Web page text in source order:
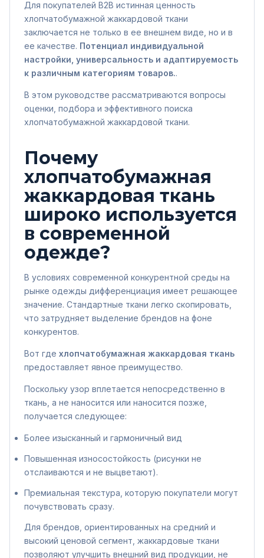
Для покупателей B2B истинная ценность
хлопчатобумажной жаккардовой ткани
заключается не только в ее внешнем виде, но и в
ее качестве. Потенциал индивидуальной
настройки, универсальность и адаптируемость
к различным категориям товаров..
В этом руководстве рассматриваются вопросы
оценки, подбора и эффективного поиска
хлопчатобумажной жаккардовой ткани.
Почему
хлопчатобумажная
жаккардовая ткань
широко используется
в современной
одежде?
В условиях современной конкурентной среды на
рынке одежды дифференциация имеет решающее
значение. Стандартные ткани легко скопировать,
что затрудняет выделение брендов на фоне
конкурентов.
Вот где хлопчатобумажная жаккардовая ткань
предоставляет явное преимущество.
Поскольку узор вплетается непосредственно в
ткань, а не наносится или наносится позже,
получается следующее:
Более изысканный и гармоничный вид
Повышенная износостойкость (рисунки не
отслаиваются и не выцветают).
Премиальная текстура, которую покупатели могут
почувствовать сразу.
Для брендов, ориентированных на средний и
высокий ценовой сегмент, жаккардовые ткани
позволяют улучшить внешний вид продукции, не